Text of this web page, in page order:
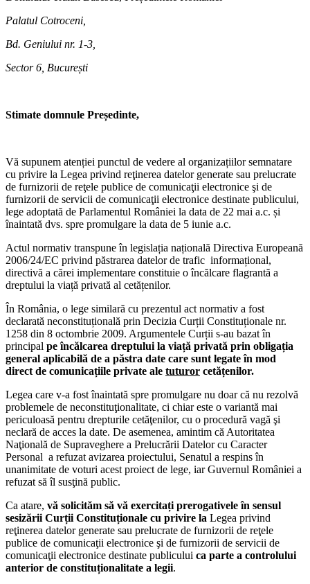
Palatul Cotroceni,
Bd. Geniului nr. 1-3,
Sector 6, București
Stimate domnule Președinte,
Vă supunem atenției punctul de vedere al organizațiilor semnatare
cu privire la Legea privind reţinerea datelor generate sau prelucrate
de furnizorii de reţele publice de comunicaţii electronice şi de
furnizorii de servicii de comunicaţii electronice destinate publicului,
lege adoptată de Parlamentul României la data de 22 mai a.c. și
înaintată dvs. spre promulgare la data de 5 iunie a.c.
Actul normativ transpune în legislația națională Directiva Europeană
2006/24/EC privind păstrarea datelor de trafic informațional,
directivă a cărei implementare constituie o încălcare flagrantă a
dreptului la viață privată al cetățenilor.
În România, o lege similară cu prezentul act normativ a fost
declarată neconstituțională prin Decizia Curții Constituționale nr.
1258 din 8 octombrie 2009. Argumentele Curții s-au bazat în
principal pe încălcarea dreptului la viață privată prin obligația
general aplicabilă de a păstra date care sunt legate în mod
direct de comunicațiile private ale tuturor cetățenilor.
Legea care v-a fost înaintată spre promulgare nu doar că nu rezolvă
problemele de neconstituţionalitate, ci chiar este o variantă mai
periculoasă pentru drepturile cetăţenilor, cu o procedură vagă şi
neclară de acces la date. De asemenea, amintim că Autoritatea
Naţională de Supraveghere a Prelucrării Datelor cu Caracter
Personal a refuzat avizarea proiectului, Senatul a respins în
unanimitate de voturi acest proiect de lege, iar Guvernul României a
refuzat să îl susţină public.
Ca atare, vă solicităm să vă exercitați prerogativele în sensul
sesizării Curții Constituționale cu privire la Legea privind
reţinerea datelor generate sau prelucrate de furnizorii de reţele
publice de comunicaţii electronice şi de furnizorii de servicii de
comunicaţii electronice destinate publicului ca parte a controlului
anterior de constituționalitate a legii.